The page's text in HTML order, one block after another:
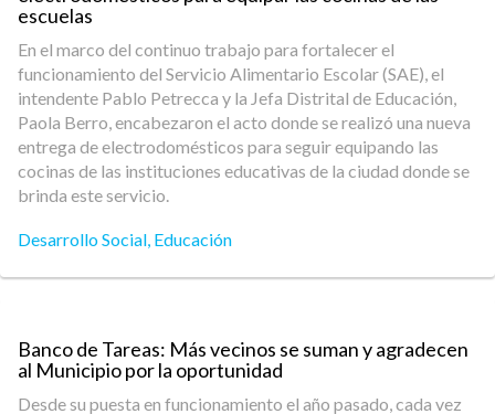
escuelas
En el marco del continuo trabajo para fortalecer el
funcionamiento del Servicio Alimentario Escolar (SAE), el
intendente Pablo Petrecca y la Jefa Distrital de Educación,
Paola Berro, encabezaron el acto donde se realizó una nueva
entrega de electrodomésticos para seguir equipando las
cocinas de las instituciones educativas de la ciudad donde se
brinda este servicio.
Desarrollo Social, Educación
Banco de Tareas: Más vecinos se suman y agradecen
al Municipio por la oportunidad
Desde su puesta en funcionamiento el año pasado, cada vez